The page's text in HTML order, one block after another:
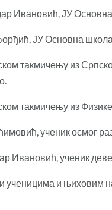
Ивановић, ЈУ
ЈУ Основна
такмичењу из
такмичењу из
ученик осмог
Ивановић, ученик
ученицима и њиховим